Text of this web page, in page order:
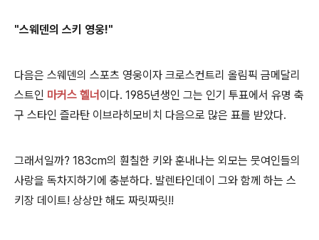
"스웨덴의 스키 영웅!"
다음은 스웨덴의 스포츠 영웅이자 크로스컨트리 올림픽 금메달리
스트인 마커스 헬너 이다. 1985년생인 그는 인기 투표에서 유명 축
구 스타인 즐라탄 이브라히모비치 다음으로 많은 표를 받았다.
그래서일까? 183cm의 훤칠한 키와 훈내나는 외모는 뭇여인들의
사랑을 독차지하기에 충분하다. 발렌타인데이 그와 함께 하는 스
키장 데이트! 상상만 해도 짜릿짜릿!!